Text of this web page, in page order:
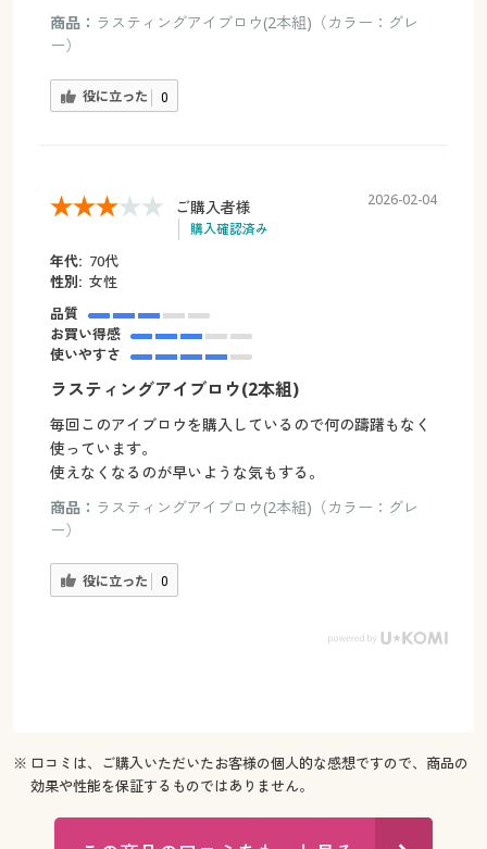
商品： ラスティングアイブロウ(2本組)（カラー：グレ
ー）
役に立った 0
ご購入者様
購入確認済み
2026-02-04
年代: 70代
性別: 女性
品質
お買い得感
使いやすさ
ラスティングアイブロウ(2本組)
毎回このアイブロウを購入しているので何の躊躇もなく
使っています。
使えなくなるのが早いような気もする。
商品： ラスティングアイブロウ(2本組)（カラー：グレ
ー）
役に立った 0
※ 口コミは、ご購入いただいたお客様の個人的な感想ですので、商品の
効果や性能を保証するものではありません。